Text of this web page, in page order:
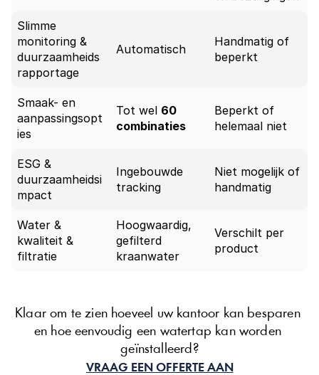
Slimme
monitoring &
duurzaamheids
rapportage
Automatisch
Handmatig of
beperkt
Smaak- en
aanpassingsopt
ies
Tot wel 60
combinaties
Beperkt of
helemaal niet
ESG &
duurzaamheidsi
mpact
Ingebouwde
tracking
Niet mogelijk of
handmatig
Water &
kwaliteit &
filtratie
Hoogwaardig,
gefilterd
kraanwater
Verschilt per
product
Klaar om te zien hoeveel uw kantoor kan besparen
en hoe eenvoudig een watertap kan worden
geïnstalleerd?
VRAAG EEN OFFERTE AAN